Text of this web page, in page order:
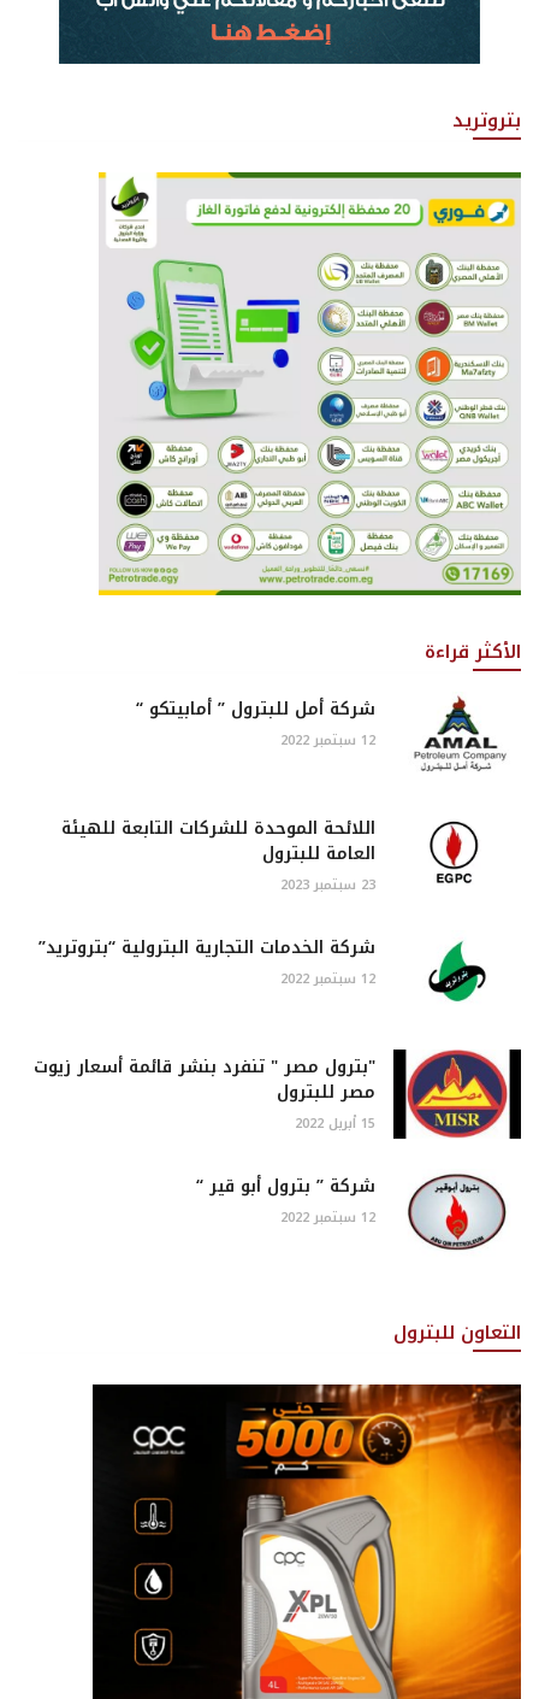
بتروتريد
الأكثر قراءة
شركة أمل للبترول ” أمابيتكو “
12 سبتمبر 2022
اللائحة الموحدة للشركات التابعة للهيئة
العامة للبترول
23 سبتمبر 2023
شركة الخدمات التجارية البترولية “بتروتريد”
12 سبتمبر 2022
"بترول مصر " تنفرد بنشر قائمة أسعار زيوت
مصر للبترول
15 أبريل 2022
شركة ” بترول أبو قير “
12 سبتمبر 2022
التعاون للبترول